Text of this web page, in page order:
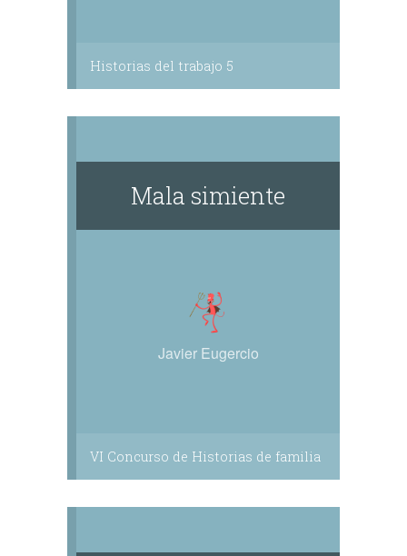
Historias del trabajo 5
Mala simiente
Javier Eugercio
VI Concurso de Historias de familia